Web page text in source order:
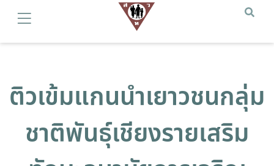
ติวเข้มแกนนำเยาวชนกลุ่ม
ชาติพันธุ์เชียงรายเสริม